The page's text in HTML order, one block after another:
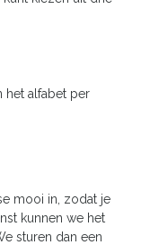
het alfabet per
mooi in, zodat je
kunnen we het
sturen dan een